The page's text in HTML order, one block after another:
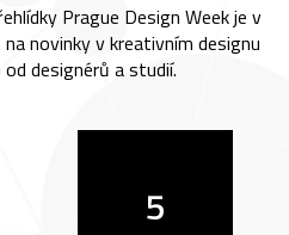
Prague Design Week je v
novinky v kreativním designu
designérů a studií.
5